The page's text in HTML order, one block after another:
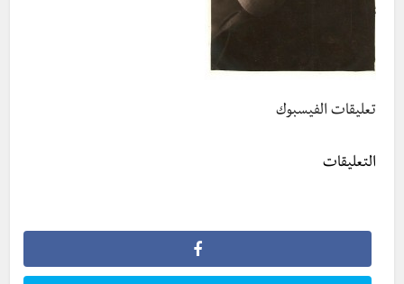
تعليقات الفيسبوك
التعليقات